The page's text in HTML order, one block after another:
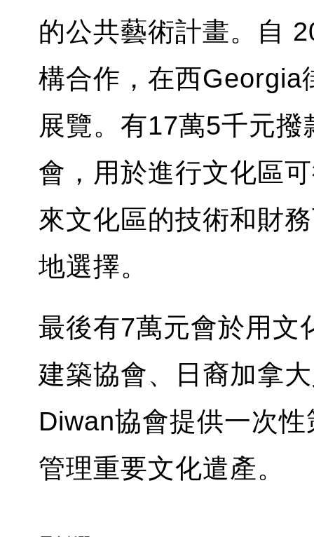
的公共藝術計畫。自
構合作，在西Georgia
展覽。有17萬5千元
會，用於進行文化區
來文化區的技術和財
地選擇。
最後有7萬元會於用文
建築協會、日裔加拿
Diwan協會提供一次
管理重要文化遣產。